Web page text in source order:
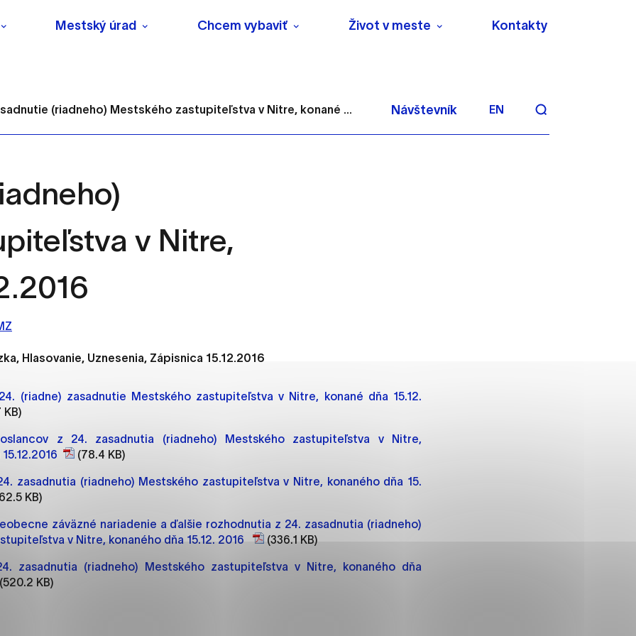
Mestský úrad Chcem vybaviť Život v meste Kontakty
(riadneho) Mestského zastupiteľstva v Nitre, konané ... Návštevník EN
v Nitre,
Hlasovanie, Uznesenia, Zápisnica 15.12.2016
(riadne) zasadnutie Mestského zastupiteľstva v Nitre, konané dňa 15.12.
KB)
z 24. zasadnutia (riadneho) Mestského zastupiteľstva v Nitre,
(78.4 KB)
zasadnutia (riadneho) Mestského zastupiteľstva v Nitre, konaného dňa 15.
KB)
záväzné nariadenie a ďalšie rozhodnutia z 24. zasadnutia (riadneho)
v Nitre, konaného dňa 15.12. 2016
(336.1 KB)
zasadnutia (riadneho) Mestského zastupiteľstva v Nitre, konaného dňa
(520.2 KB)
ktorých webové stránky môžu ukladať informácie o vašej aktivite a preferenciách.
ktorú chcete povoliť
ako je navigácia na stránke a prístup k zabezpečeným oblastiam webovej
cookie nemôže web správne fungovať.
prevádzkovateľovi stránok pochopiť, ako návštevníci stránok stránku používajú,
a ponúknuť im lepšiu skúsenosť. Všetky dáta sa zbierajú anonymne a nie je